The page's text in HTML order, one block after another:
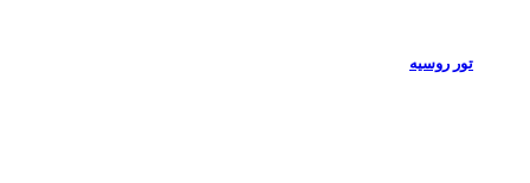
تور روسیه